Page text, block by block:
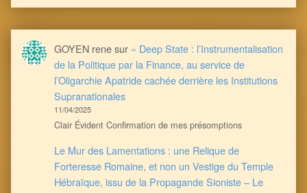
GOYEN renesur « Deep State : l’Instrumentalisation
de la Politique par la Finance, au service de
l’Oligarchie Apatride cachée derrière les Institutions
Supranationales
11/04/2025
Clair Évident Confirmation de mes présomptions
Le Mur des Lamentations : une Relique de
Forteresse Romaine, et non un Vestige du Temple
Hébraïque, issu de la Propagande Sioniste – Le